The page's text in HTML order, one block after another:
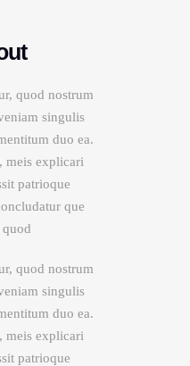
quod nostrum
singulis
duo ea.
meis explicari
patrioque
que
quod nostrum
singulis
duo ea.
meis explicari
patrioque